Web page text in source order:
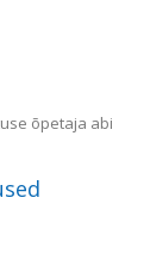
õpetaja abi